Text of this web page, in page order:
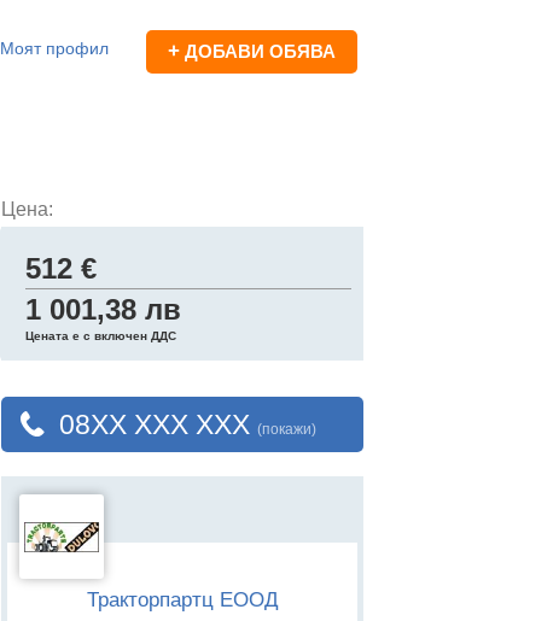
Моят профил + ДОБАВИ ОБЯВА
Цена:
512 €
1 001,38 лв
Цената е с включен ДДС
08XX XXX XXX (покажи)
Тракторпартц ЕООД